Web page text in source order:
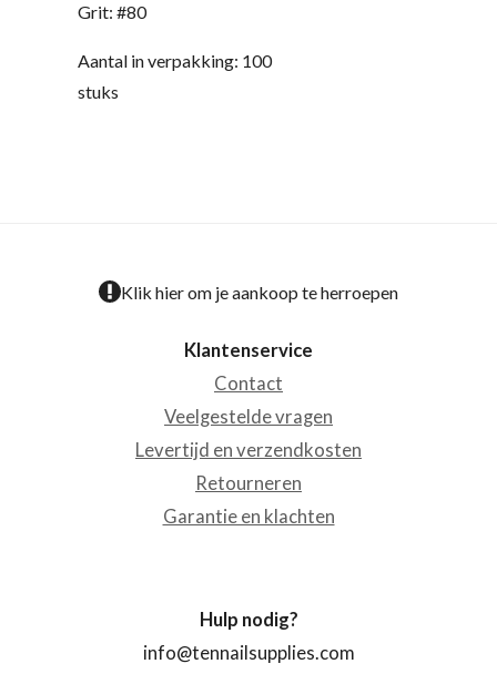
Grit: #80
Aantal in verpakking: 100
stuks
Klik hier om je aankoop te herroepen
Klantenservice
Contact
Veelgestelde vragen
Levertijd en verzendkosten
Retourneren
Garantie en klachten
Hulp nodig?
info@tennailsupplies.com